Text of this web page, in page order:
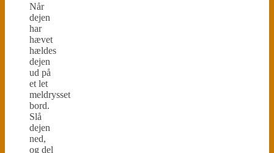
Når
dejen
har
hævet
hældes
dejen
ud på
et let
meldrysset
bord.
Slå
dejen
ned,
og del